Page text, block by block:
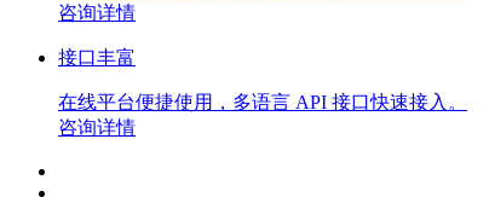
咨询详情
接口丰富
在线平台便捷使用，多语言 API 接口快速接入。
咨询详情